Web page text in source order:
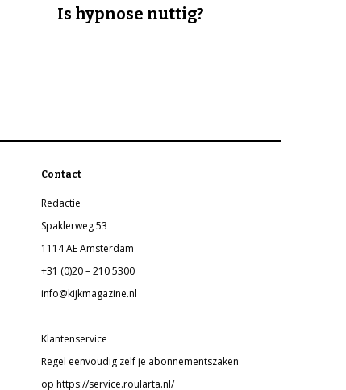
Is hypnose nuttig?
Contact
Redactie
Spaklerweg 53
1114 AE Amsterdam
+31 (0)20 – 210 5300
info@kijkmagazine.nl
Klantenservice
Regel eenvoudig zelf je abonnementszaken
op https://service.roularta.nl/